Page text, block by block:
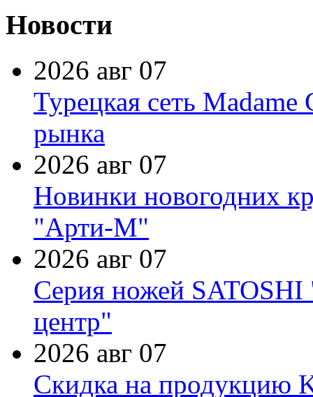
Новости
2026 авг 07
Турецкая сеть Madame
рынка
2026 авг 07
Новинки новогодних
"Арти-М"
2026 авг 07
Серия ножей
центр"
2026 авг 07
Скидка на продукцию